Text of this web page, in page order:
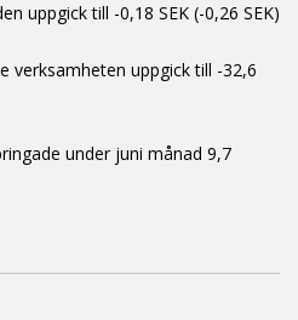
uppgick till -0,18 SEK (-0,26 SEK)
verksamheten uppgick till -32,6
under juni månad 9,7